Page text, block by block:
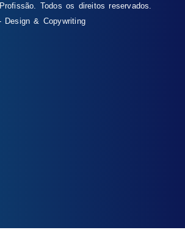
Todos os direitos reservados.
Design & Copywriting